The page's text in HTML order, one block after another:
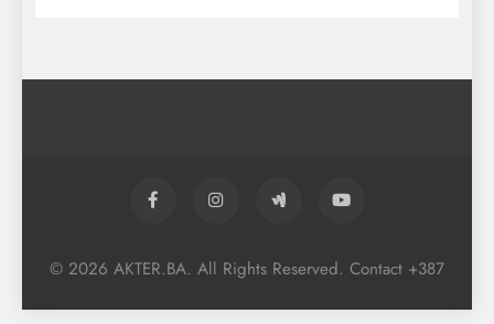
© 2026 AKTER.BA. All Rights Reserved. Contact +387